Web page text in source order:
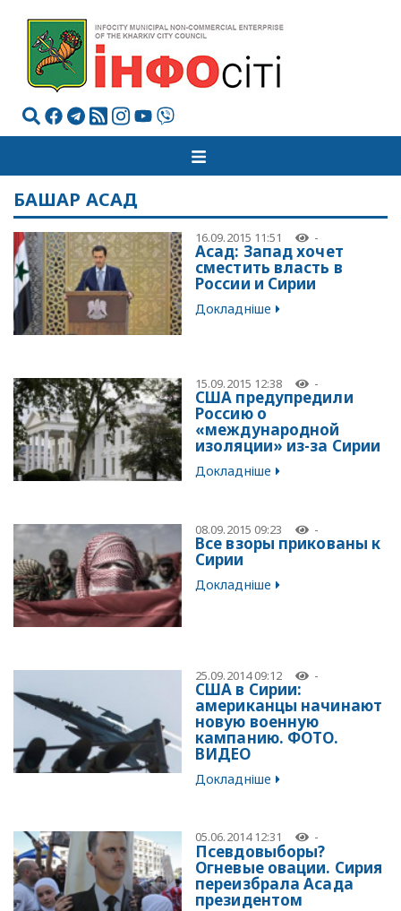
БАШАР АСАД
16.09.2015 11:51 -
Асад: Запад хочет
сместить власть в
России и Сирии
Докладніше
15.09.2015 12:38 -
США предупредили
Россию о
«международной
изоляции» из-за Сирии
Докладніше
08.09.2015 09:23 -
Все взоры прикованы к
Сирии
Докладніше
25.09.2014 09:12 -
США в Сирии:
американцы начинают
новую военную
кампанию. ФОТО.
ВИДЕО
Докладніше
05.06.2014 12:31 -
Псевдовыборы?
Огневые овации. Сирия
переизбрала Асада
президентом